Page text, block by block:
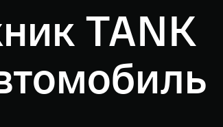
TANK